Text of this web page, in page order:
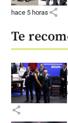
hace 5 horas share
Te
share